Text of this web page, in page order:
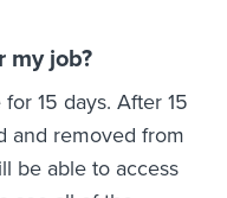
my job?
15 days. After 15
and removed from
be able to access